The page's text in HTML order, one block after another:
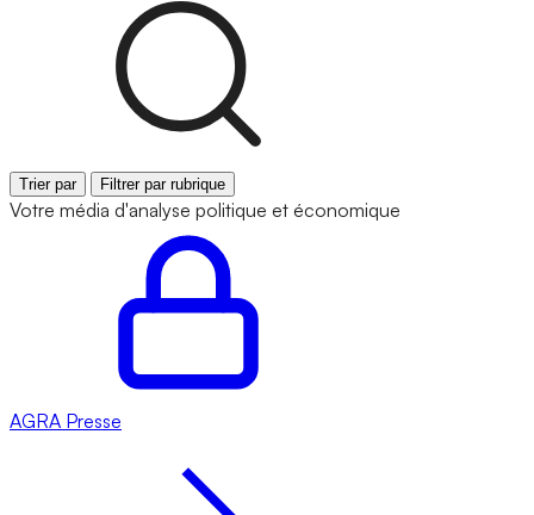
Trier par Filtrer par rubrique
Votre média d'analyse politique et économique
AGRA Presse